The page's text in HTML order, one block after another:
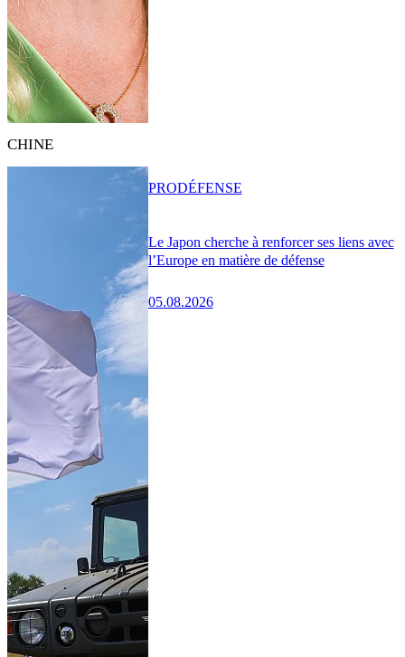
CHINE
Le Japon cherche à renforcer ses liens avec
l’Europe en matière de défense
05.08.2026
PRODÉFENSE